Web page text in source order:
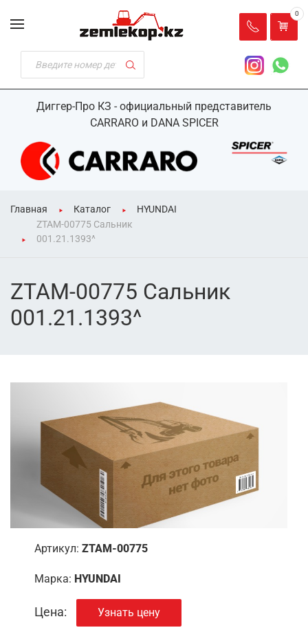
Диггер-Про КЗ - официальный представитель
CARRARO и DANA SPICER
0
Главная Каталог
HYUNDAI
ZTAM-00775 Сальник
001.21.1393^
ZTAM-00775 Сальник
001.21.1393^
Артикул: ZTAM-00775
Марка: HYUNDAI
Цена: Узнать цену